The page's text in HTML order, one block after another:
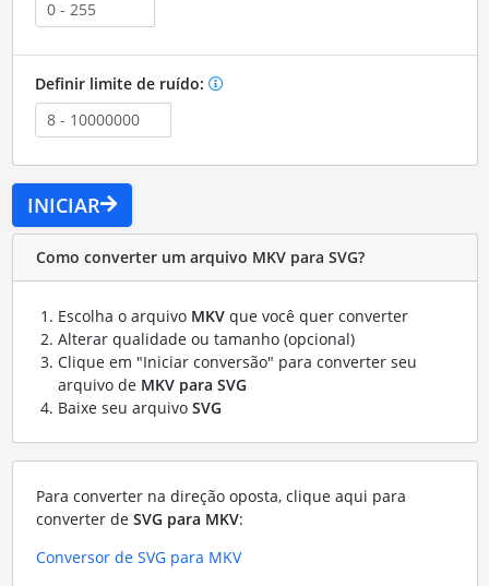
Definir limite de ruído:
INICIAR
Como converter um arquivo MKV para SVG?
Escolha o arquivo MKVque você quer converter
Alterar qualidade ou tamanho (opcional)
Clique em "Iniciar conversão" para converter seu
arquivo de MKV para SVG
Baixe seu arquivo SVG
Para converter na direção oposta, clique aqui para
converter de SVG para MKV:
Conversor de SVG para MKV